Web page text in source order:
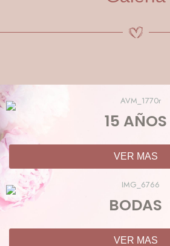
15 AÑOS
VER MAS
BODAS
VER MAS